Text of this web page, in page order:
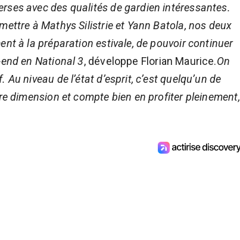
avec des qualités de gardien intéressantes.
à Mathys Silistrie et Yann Batola, nos deux
à la préparation estivale, de pouvoir continuer
en National 3, développe Florian Maurice.On
niveau de l’état d’esprit, c’est quelqu’un de
dimension et compte bien en profiter pleinement,